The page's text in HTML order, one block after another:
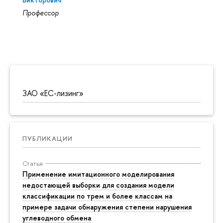
ЗАО «ЕС-лизинг»
ПУБЛИКАЦИИ
Статья
Применение имитационного моделирования
недостающей выборки для создания модели
классификации по трем и более классам на
примере задачи обнаружения степени нарушения
углеводного обмена
Профессор